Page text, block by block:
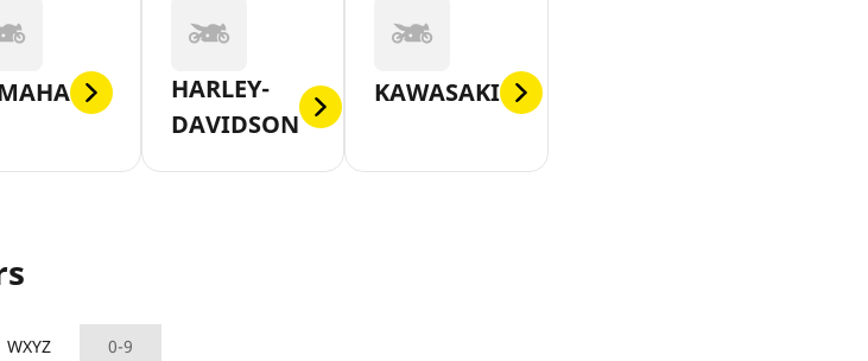
HARLEY-
DAVIDSON
KAWASAKI
WXYZ 0-9